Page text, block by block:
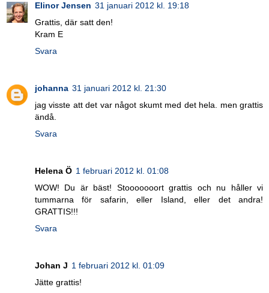
Elinor Jensen 31 januari 2012 kl. 19:18
Grattis, där satt den!
Kram E
Svara
johanna 31 januari 2012 kl. 21:30
jag visste att det var något skumt med det hela. men grattis
ändå.
Svara
Helena Ö 1 februari 2012 kl. 01:08
WOW! Du är bäst! Stooooooort grattis och nu håller vi
tummarna för safarin, eller Island, eller det andra!
GRATTIS!!!
Svara
Johan J 1 februari 2012 kl. 01:09
Jätte grattis!